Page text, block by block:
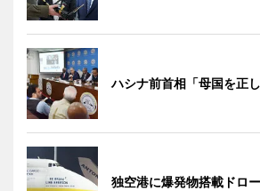
ハシナ前首相「母国を正し
独空港に爆発物搭載ドロ